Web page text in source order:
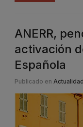
ANERR,
activación
Española
Publicado en Actualidad